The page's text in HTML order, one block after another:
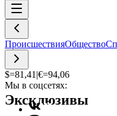
ПроисшествияОбщество
$=81,41 |€=94,06
Мы в соцсетях:
Эксклюзивы